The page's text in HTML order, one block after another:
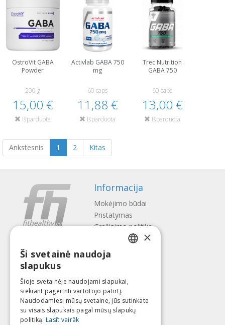
OstroVit GABA
Powder
200 g
15,00 €
Išparduota
Activlab GABA 750
mg
60 caps
11,88 €
Išparduota
Trec Nutrition
GABA 750
60 caps
13,00 €
Išparduota
Ankstesnis 1 2 Kitas
Informacija
Mokėjimo būdai
Pristatymas
Gražinimo politika
Apie mus
Kontaktai
Privatumo politika
Sekite mus Surask musLITHUANIAN
ESTONIAN
×
Ši svetainė naudoja
slapukus
Šioje svetainėje naudojami slapukai,
siekiant pagerinti vartotojo patirtį.
Naudodamiesi mūsų svetaine, jūs sutinkate
su visais slapukais pagal mūsų slapukų
politiką. Lasīt vairāk